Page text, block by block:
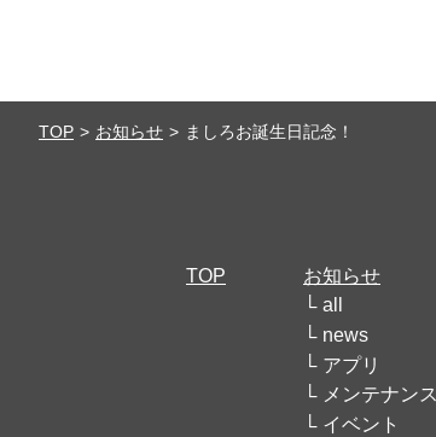
TOP お知らせ ましろお誕生日記念！
TOP
お知らせ
all
news
アプリ
メンテナンス
イベント